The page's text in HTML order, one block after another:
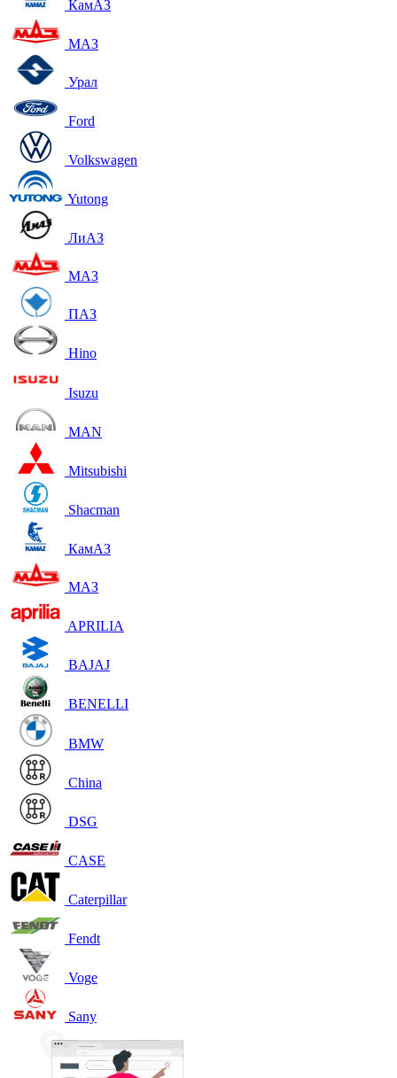
КамАЗ
МАЗ
Урал
Ford
Volkswagen
Yutong
ЛиАЗ
МАЗ
ПАЗ
Hino
Isuzu
MAN
Mitsubishi
Shacman
КамАЗ
МАЗ
APRILIA
BAJAJ
BENELLI
BMW
China
DSG
CASE
Caterpillar
Fendt
Voge
Sany